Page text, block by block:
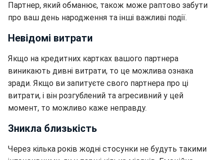
Партнер, який обманює, також може раптово забути
про ваш день народження та інші важливі події.
Невідомі витрати
Якщо на кредитних картках вашого партнера
виникають дивні витрати, то це можлива ознака
зради. Якщо ви запитуєте свого партнера про ці
витрати, і він розгублений та агресивний у цей
момент, то можливо каже неправду.
Зникла близькість
Через кілька років жодні стосунки не будуть такими